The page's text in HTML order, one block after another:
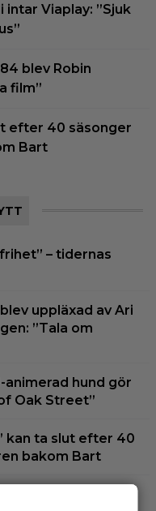
Viaplay: ”Sjuk
blev Robin
film”
efter 40 säsonger
Bart
– tidernas
uppläxad av Ari
”Tala om
hund gör
Oak Street”
kan ta slut efter 40
bakom Bart